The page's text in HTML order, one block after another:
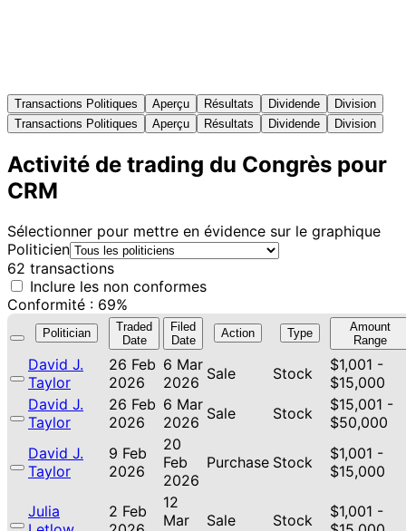
Transactions Politiques Aperçu Résultats Dividende
Division
Transactions Politiques
Aperçu Résultats Dividende Division
Activité de trading du Congrès pour
CRM
Sélectionner pour mettre en évidence sur le graphique
Politicien
62 transactions
Inclure les non conformes
Conformité : 69%
Politician
Traded
Date
Filed
Date
Action Type
Amount
Range
David J.
Taylor
26 Feb
2026
6 Mar
2026 Sale Stock
$1,001 -
$15,000
David J.
Taylor
26 Feb
2026
6 Mar
2026 Sale Stock
$15,001 -
$50,000
David J.
Taylor
9 Feb
2026
20
Feb
2026
Purchase Stock
$1,001 -
$15,000
Julia
2 Feb
12
Mar
Sale Stock
$1,001 -